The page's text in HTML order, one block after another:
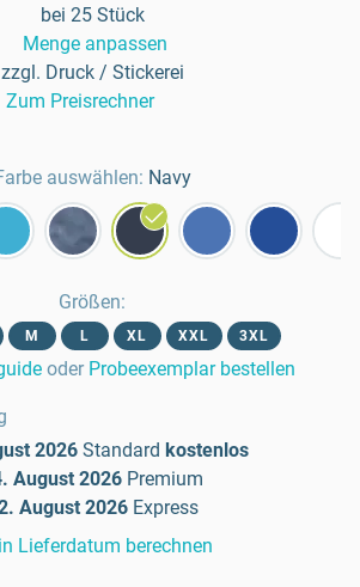
bei 25 Stück
Menge anpassen
zzgl. Druck / Stickerei
Zum Preisrechner
auswählen: Navy
Größen:
M L XL XXL 3XL
oder Probeexemplar bestellen
2026 Standard kostenlos
August 2026 Premium
August 2026 Express
Lieferdatum berechnen